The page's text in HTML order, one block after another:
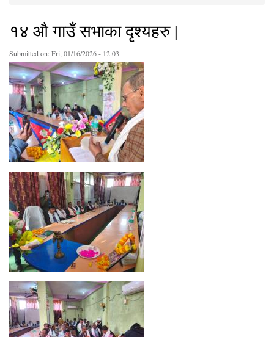
१४ औ गाउँ सभाका दृश्यहरु |
Submitted on:Fri, 01/16/2026 - 12:03